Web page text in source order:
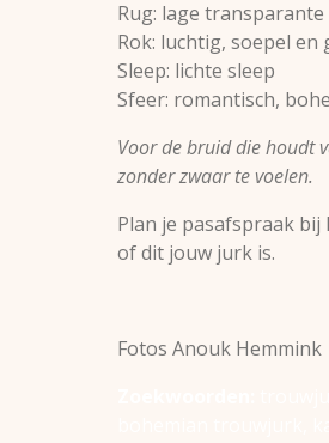
Rug: lage
Rok: luchtig, soepel en
Sleep: lichte sleep
Sfeer: romantisch,
Voor de bruid die houdt
zonder zwaar te voelen.
Plan je pasafspraak
of dit jouw jurk is.
Fotos Anouk Hemmink